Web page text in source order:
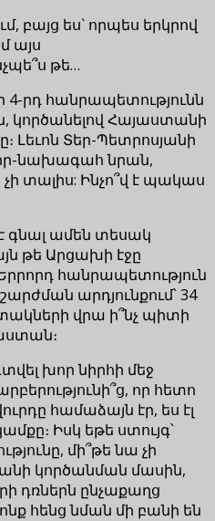
բայց ես` որպես երկրով
այս
թե…
րդ հանրապետությունն
կործանելով Հայաստանի
Լեւոն Տեր-Պետրոսյանի
նախագահ նրան,
տալիս: Ինչո՞վ է պակաս
գնալ ամեն տեսակ
թե Արցախի էջը
հանրապետություն
արդյունքում՝ 34
վրա ի՞նչ պիտի
խոր նիրհի մեջ
որ հետո
համաձայն էր, ես էլ
Իսկ եթե ստույգ՝
մի՞թե նա չի
կործանման մասին,
դռներն ընչաքաղց
հենց նման մի բանի են